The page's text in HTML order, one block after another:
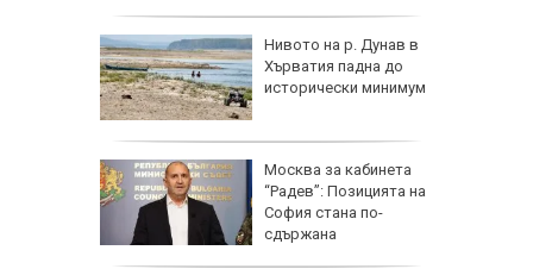
Нивото на р. Дунав в
Хърватия падна до
исторически минимум
Москва за кабинета
“Радев”: Позицията на
София стана по-
сдържана